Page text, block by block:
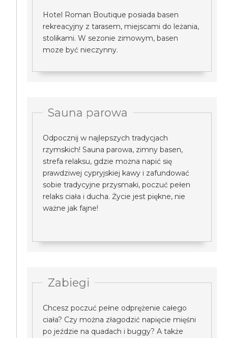
Hotel Roman Boutique posiada basen
rekreacyjny z tarasem, miejscami do leżania,
stolikami. W sezonie zimowym, basen
moze być nieczynny.
Sauna parowa
Odpocznij w najlepszych tradycjach
rzymskich! Sauna parowa, zimny basen,
strefa relaksu, gdzie można napić się
prawdziwej cypryjskiej kawy i zafundować
sobie tradycyjne przysmaki, poczuć pełen
relaks ciała i ducha. Życie jest piękne, nie
ważne jak fajne!
Zabiegi
Chcesz poczuć pełne odprężenie całego
ciała? Czy można złagodzić napięcie mięśni
po jeździe na quadach i buggy? A także